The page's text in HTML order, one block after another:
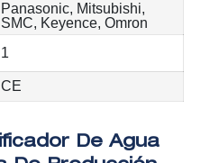
Panasonic, Mitsubishi,
SMC, Keyence, Omron
1
CE